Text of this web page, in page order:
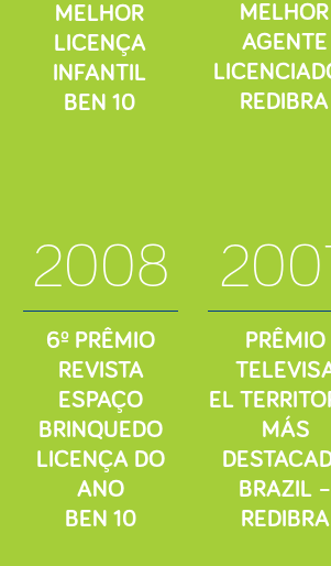
MELHOR
LICENÇA
INFANTIL
BEN 10
MELHOR
AGENTE
REDIBRA
2008
6º PRÊMIO
REVISTA
ESPAÇO
BRINQUEDO
LICENÇA DO
ANO
BEN 10
PRÊMIO
EL
MÁS
BRAZIL –
REDIBRA